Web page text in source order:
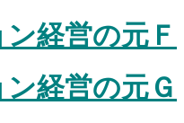
経営の元Ｆ
経営の元Ｇ